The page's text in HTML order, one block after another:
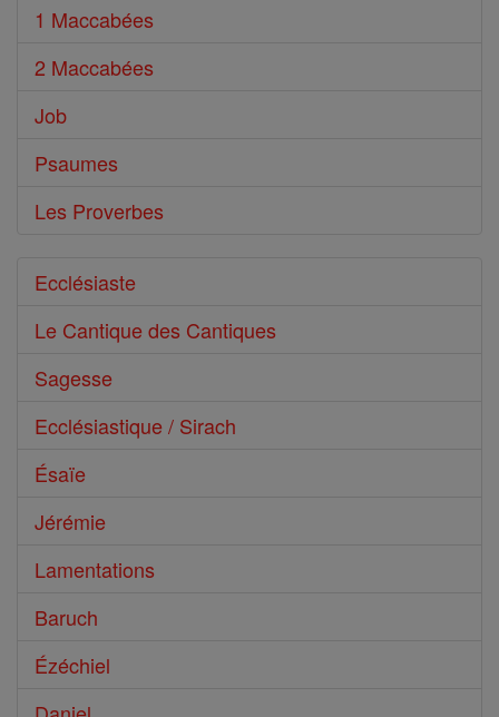
1 Maccabées
2 Maccabées
Job
Psaumes
Les Proverbes
Ecclésiaste
Le Cantique des Cantiques
Sagesse
Ecclésiastique / Sirach
Ésaïe
Jérémie
Lamentations
Baruch
Ézéchiel